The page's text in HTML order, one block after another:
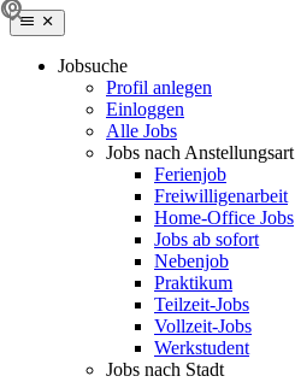
Jobsuche
Profil anlegen
Einloggen
Alle Jobs
Jobs nach Anstellungsart
Ferienjob
Freiwilligenarbeit
Home-Office Jobs
Jobs ab sofort
Nebenjob
Praktikum
Teilzeit-Jobs
Vollzeit-Jobs
Werkstudent
Jobs nach Stadt